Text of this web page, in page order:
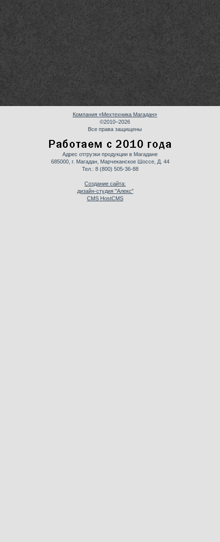
Компания «Мехтехника Магадан»
©2010–2026
Все права защищены
Адрес отгрузки продукции в Магадане
685000, г. Магадан, Марчеканское Шоссе, Д. 44
Тел.: 8 (800) 505-36-88
Создание сайта:
дизайн-студия "Алекс"
CMS HostCMS